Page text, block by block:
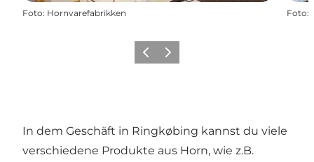
Foto: Hornvarefabrikken Foto:
ZurückWeiter
In dem Geschäft in Ringkøbing kannst du viele
verschiedene Produkte aus Horn, wie z.B.